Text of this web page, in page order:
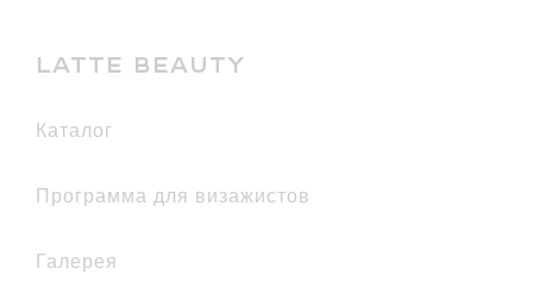
LATTE BEAUTY
каталог
Программа для визажистов
галерея